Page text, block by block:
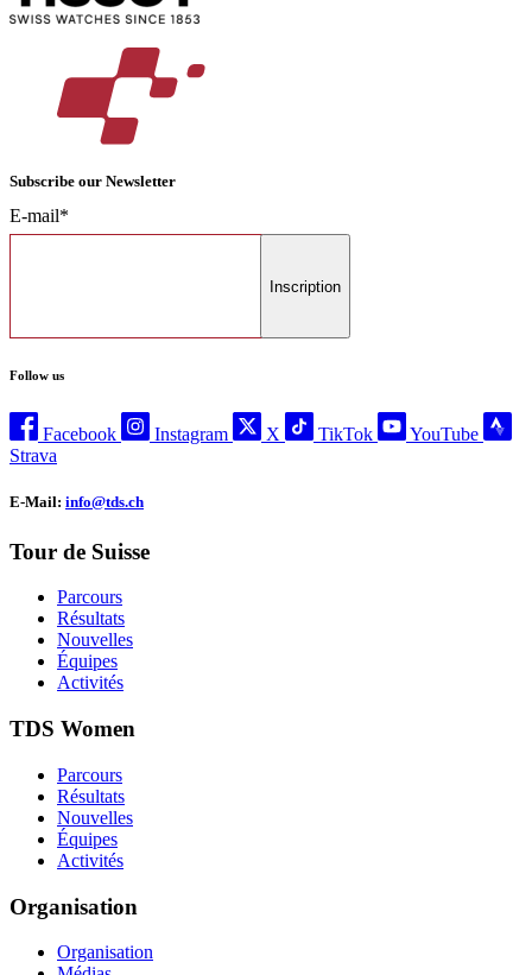
Subscribe our Newsletter
E-mail*
Inscription
Follow us
Facebook Instagram X TikTok
YouTube
Strava
E-Mail: info@tds.ch
Tour de Suisse
Parcours
Résultats
Nouvelles
Équipes
Activités
TDS Women
Parcours
Résultats
Nouvelles
Équipes
Activités
Organisation
Organisation